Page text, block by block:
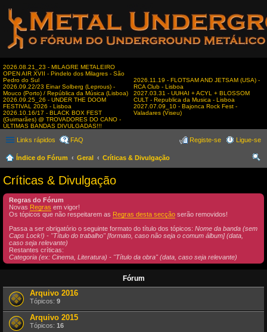
2026.08.21_23 - MILAGRE METALEIRO
OPEN AIR XVII - Pindelo dos Milagres - São
Pedro do Sul
2026.09.22/23 Einar Solberg (Leprous) -
Mouco (Porto) / República da Música (Lisboa)
2026.09.25_26 - UNDER THE DOOM
FESTIVAL 2026 - Lisboa
2026.10.16/17 - BLACK BOX FEST
(Guimarães) @ TROVADORES DO CANO -
ÚLTIMAS BANDAS DIVULGADAS!!!
2026.11.19 - FLOTSAM AND JETSAM (USA) -
RCA Club - Lisboa
2027.03.31 - UUHAI + ACYL + BLOSSOM
CULT - Republica da Musica - Lisboa
2027.07.09_10 - Bajonca Rock Fest -
Valadares (Viseu)
Links rápidos FAQ Ligue-se
Registe-se
Índice do Fórum Geral
Críticas & Divulgação
Críticas & Divulgação
Regras do Fórum
Novas Regras em vigor!
Os tópicos que não respeitarem as Regras desta secção serão removidos!
Passa a ser obrigatório o seguinte formato do título dos tópicos: Nome da banda (sem
Caps Lock!) - "Título do trabalho" [formato, caso não seja o comum álbum] (data,
caso seja relevante)
Restantes críticas:
Categoria (ex: Cinema, Literatura) - "Título da obra" (data, caso seja relevante)
Fórum
Arquivo 2016
Tópicos: 9
Arquivo 2015
Tópicos: 16